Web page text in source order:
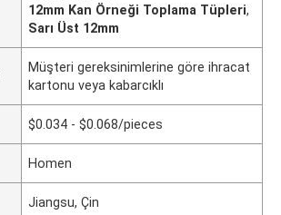
12mm Kan Örneği Toplama Tüpleri,
Sarı Üst 12mm
Müşteri gereksinimlerine göre ihracat
kartonu veya kabarcıklı
$0.034 - $0.068/pieces
Homen
Jiangsu, Çin